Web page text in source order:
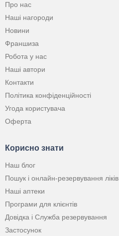
Про нас
Наші нагороди
Новини
Франшиза
Робота у нас
Наші автори
Контакти
Політика конфіденційності
Угода користувача
Оферта
Корисно знати
Наш блог
Пошук і онлайн-резервування ліків
Наші аптеки
Програми для клієнтів
Довідка і Служба резервування
Застосунок